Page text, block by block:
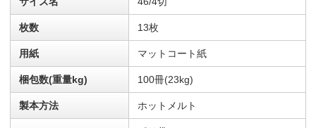
枚数 13枚
用紙 マットコート紙
梱包数(重量kg) 100冊(23kg)
製本方法 ホットメルト